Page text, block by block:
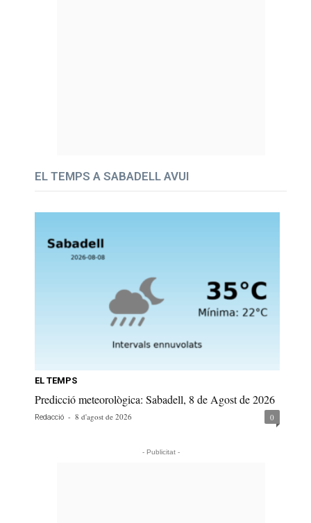
EL TEMPS A SABADELL AVUI
EL TEMPS
Predicció meteorològica: Sabadell, 8 de Agost de 2026
Redacció - 8 d'agost de 2026 0
- Publicitat -